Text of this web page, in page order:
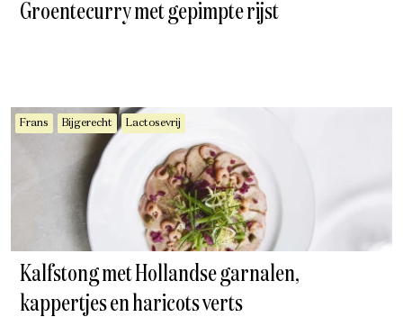
Groentecurry met gepimpte rijst
Frans Bijgerecht Lactosevrij
Kalfstong met Hollandse garnalen,
kappertjes en haricots verts